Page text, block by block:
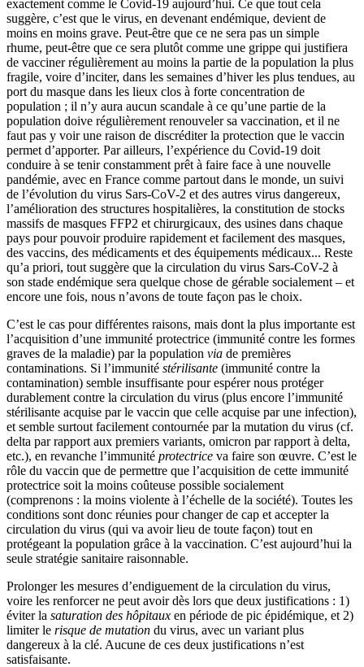
exactement comme le Covid-19 aujourd’hui. Ce que tout cela
suggère, c’est que le virus, en devenant endémique, devient de
moins en moins grave. Peut-être que ce ne sera pas un simple
rhume, peut-être que ce sera plutôt comme une grippe qui justifiera
de vacciner régulièrement au moins la partie de la population la plus
fragile, voire d’inciter, dans les semaines d’hiver les plus tendues, au
port du masque dans les lieux clos à forte concentration de
population ; il n’y aura aucun scandale à ce qu’une partie de la
population doive régulièrement renouveler sa vaccination, et il ne
faut pas y voir une raison de discréditer la protection que le vaccin
permet d’apporter. Par ailleurs, l’expérience du Covid-19 doit
conduire à se tenir constamment prêt à faire face à une nouvelle
pandémie, avec en France comme partout dans le monde, un suivi
de l’évolution du virus Sars-CoV-2 et des autres virus dangereux,
l’amélioration des structures hospitalières, la constitution de stocks
massifs de masques FFP2 et chirurgicaux, des usines dans chaque
pays pour pouvoir produire rapidement et facilement des masques,
des vaccins, des médicaments et des équipements médicaux... Reste
qu’a priori, tout suggère que la circulation du virus Sars-CoV-2 à
son stade endémique sera quelque chose de gérable socialement – et
encore une fois, nous n’avons de toute façon pas le choix.
C’est le cas pour différentes raisons, mais dont la plus importante est
l’acquisition d’une immunité protectrice (immunité contre les formes
graves de la maladie) par la population via de premières
contaminations. Si l’immunité stérilisante (immunité contre la
contamination) semble insuffisante pour espérer nous protéger
durablement contre la circulation du virus (plus encore l’immunité
stérilisante acquise par le vaccin que celle acquise par une infection),
et semble surtout facilement contournée par la mutation du virus (cf.
delta par rapport aux premiers variants, omicron par rapport à delta,
etc.), en revanche l’immunité protectrice va faire son œuvre. C’est le
rôle du vaccin que de permettre que l’acquisition de cette immunité
protectrice soit la moins coûteuse possible socialement
(comprenons : la moins violente à l’échelle de la société). Toutes les
conditions sont donc réunies pour changer de cap et accepter la
circulation du virus (qui va avoir lieu de toute façon) tout en
protégeant la population grâce à la vaccination. C’est aujourd’hui la
seule stratégie sanitaire raisonnable.
Prolonger les mesures d’endiguement de la circulation du virus,
voire les renforcer ne peut avoir dès lors que deux justifications : 1)
éviter la saturation des hôpitaux en période de pic épidémique, et 2)
limiter le risque de mutation du virus, avec un variant plus
dangereux à la clé. Aucune de ces deux justifications n’est
satisfaisante.